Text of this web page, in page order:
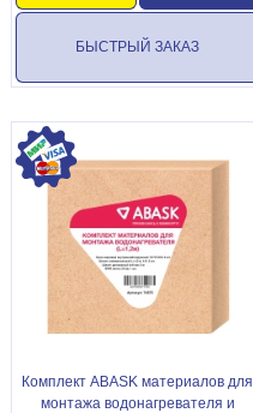
БЫСТРЫЙ ЗАКАЗ
Комплект ABASK материалов для
монтажа водонагревателя и